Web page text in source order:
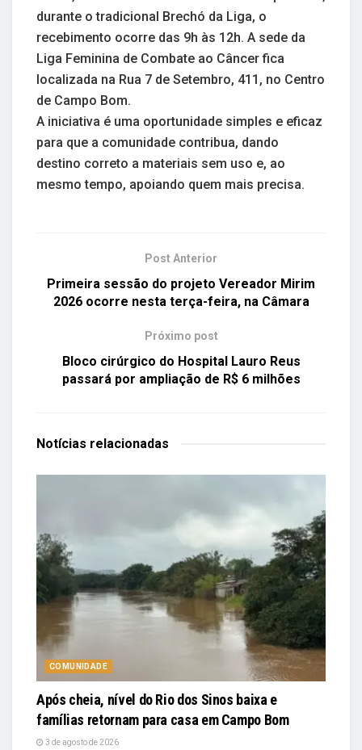
durante o tradicional Brechó da Liga, o
recebimento ocorre das 9h às 12h. A sede da
Liga Feminina de Combate ao Câncer fica
localizada na Rua 7 de Setembro, 411, no Centro
de Campo Bom.
A iniciativa é uma oportunidade simples e eficaz
para que a comunidade contribua, dando
destino correto a materiais sem uso e, ao
mesmo tempo, apoiando quem mais precisa.
Post Anterior
Primeira sessão do projeto Vereador Mirim
2026 ocorre nesta terça-feira, na Câmara
Próximo post
Bloco cirúrgico do Hospital Lauro Reus
passará por ampliação de R$ 6 milhões
Notícias relacionadas
COMUNIDADE
Após cheia, nível do Rio dos Sinos baixa e
famílias retornam para casa em Campo Bom
3 de agosto de 2026